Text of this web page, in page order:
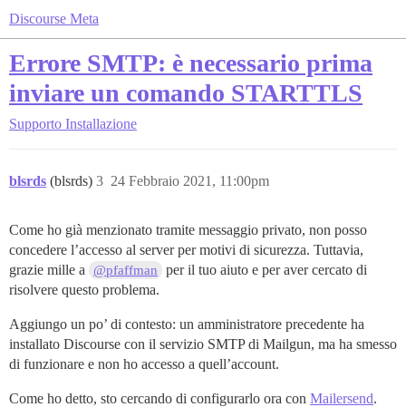
Discourse Meta
Errore SMTP: è necessario prima
inviare un comando STARTTLS
Supporto Installazione
blsrds (blsrds) 24 Febbraio 2021, 11:00pm
3
Come ho già menzionato tramite messaggio privato, non posso
concedere l’accesso al server per motivi di sicurezza. Tuttavia,
grazie mille a
@pfaffman
per il tuo aiuto e per aver cercato di
risolvere questo problema.
Aggiungo un po’ di contesto: un amministratore precedente ha
installato Discourse con il servizio SMTP di Mailgun, ma ha smesso
di funzionare e non ho accesso a quell’account.
Come ho detto, sto cercando di configurarlo ora con Mailersend.